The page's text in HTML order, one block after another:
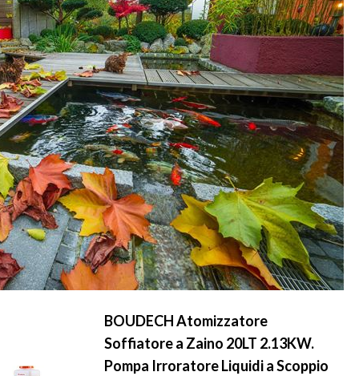
BOUDECH Atomizzatore
Soffiatore a Zaino 20LT 2.13KW.
Pompa Irroratore Liquidi a Scoppio